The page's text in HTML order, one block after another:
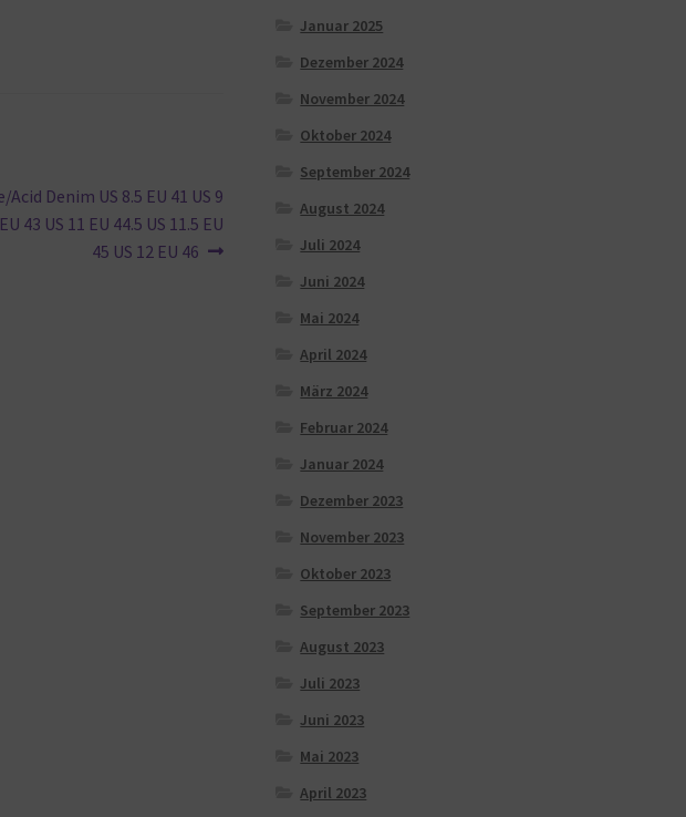
Denim US 8.5 EU 41 US 9
43 US 11 EU 44.5 US 11.5 EU
45 US 12 EU 46
Januar 2025
Dezember 2024
November 2024
Oktober 2024
September 2024
August 2024
Juli 2024
Juni 2024
Mai 2024
April 2024
März 2024
Februar 2024
Januar 2024
Dezember 2023
November 2023
Oktober 2023
September 2023
August 2023
Juli 2023
Juni 2023
Mai 2023
April 2023